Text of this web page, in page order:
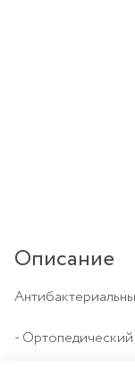
Описание
- Ортопедический